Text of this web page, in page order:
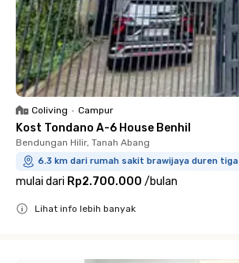
Coliving • Campur
Kost Tondano A-6 House Benhil
Bendungan Hilir, Tanah Abang
6.3 km dari rumah sakit brawijaya duren tiga
mulai dari Rp2.700.000 /bulan
Lihat info lebih banyak